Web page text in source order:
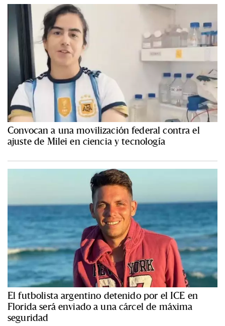
Convocan a una movilización federal contra el
ajuste de Milei en ciencia y tecnología
El futbolista argentino detenido por el ICE en
Florida será enviado a una cárcel de máxima
seguridad